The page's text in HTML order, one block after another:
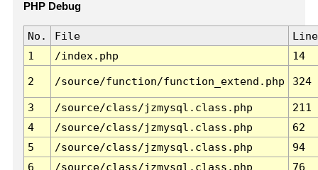
PHP Debug
No. File
Line
1
/index.php 14
2 /source/function/function_extend.php 324
3 /source/class/jzmysql.class.php
211
4
/source/class/jzmysql.class.php
62
5
/source/class/jzmysql.class.php
94
6
/source/class/jzmysql.class.php 76